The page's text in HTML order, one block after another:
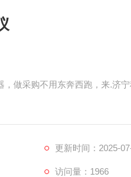
做采购不用东奔西跑，来.济
素，屏幕更大更亮，探头连接
更新时间：2025-
访问量：1966